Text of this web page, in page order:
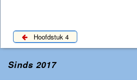
Hoofdstuk 4
Sinds 2017